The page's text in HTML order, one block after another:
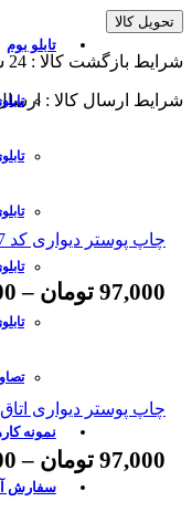
تابلو بوم
نمونه
سفارش
تحویل کالا
شرایط بازگشت کالا : 24 ساعت پس از تحویل (در صورت استفاده یا برش از پذیرش مرجوعی معذوریم)
شرایط ارسال کالا :
چاپ پوستر دیواری کد 2367
97,000 تومان –
چاپ پوستر دیواری اتاق
97,000 تومان –